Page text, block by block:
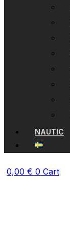
NAUTIC
0,00 € 0 Cart